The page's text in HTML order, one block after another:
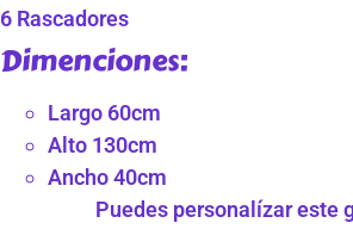
6 Rascadores
Dimenciones:
Largo 60cm
Alto 130cm
Ancho 40cm
Puedes personalízar este